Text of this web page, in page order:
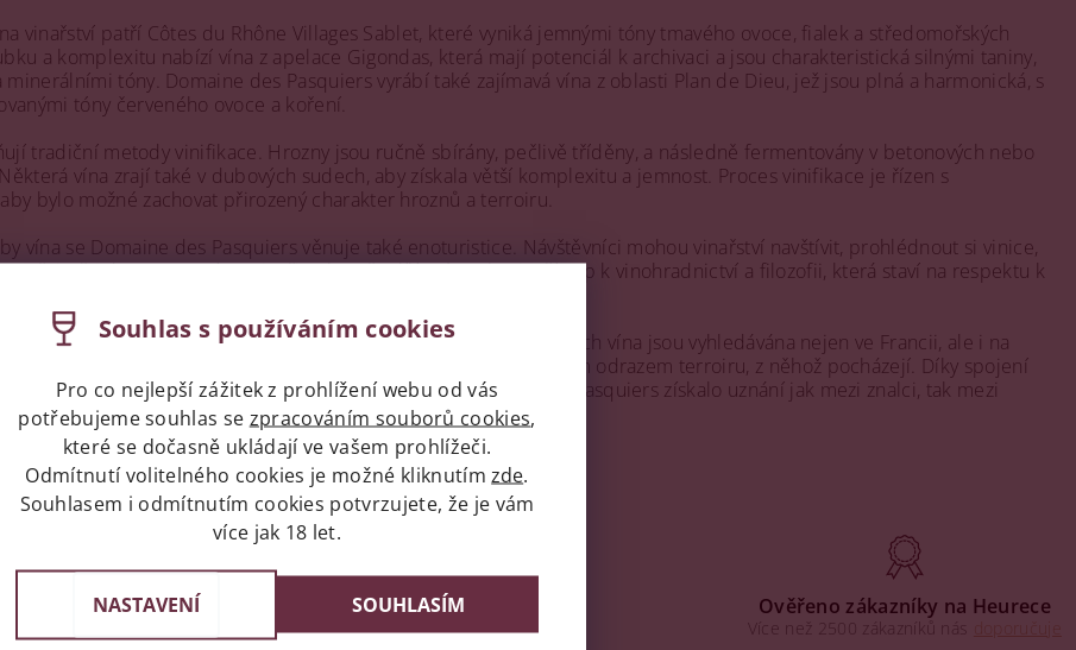
vinařství patří Côtes du Rhône Villages Sablet, které vyniká jemnými tóny tmavého ovoce, fialek a středomořských
a komplexitu nabízí vína z apelace Gigondas, která mají potenciál k archivaci a jsou charakteristická silnými taniny,
minerálními tóny. Domaine des Pasquiers vyrábí také zajímavá vína z oblasti Plan de Dieu, jež jsou plná a harmonická, s
tóny červeného ovoce a koření.
tradiční metody vinifikace. Hrozny jsou ručně sbírány, pečlivě tříděny, a následně fermentovány v betonových nebo
vína zrají také v dubových sudech, aby získala větší komplexitu a jemnost. Proces vinifikace je řízen s
bylo možné zachovat přirozený charakter hroznů a terroiru.
vína se Domaine des Pasquiers věnuje také enoturistice. Návštěvníci mohou vinařství navštívit, prohlédnout si vinice,
i degustovat vína. Vinaři ochotně sdílí své znalosti, přístup k vinohradnictví a filozofii, která staví na respektu k
přístupu.
dnes patří mezi respektovaná vinařství v oblasti jižní Rhôny. Jejich vína jsou vyhledávána nejen ve Francii, ale i na
se výraznou osobitostí, elegantním projevem a důsledným odrazem terroiru, z něhož pocházejí. Díky spojení
přístupu a hlubokého porozumění vínu si Domaine des Pasquiers získalo uznání jak mezi znalci, tak mezi
Domaine des Pasquiers nebyly nalezeny....
v Praze Expres doprava celá ČR/Praha
Do 24 hodin u vás doma Ověřeno zákazníky na Heurece
Více než 2500 zákazníků nás
Souhlas s používáním cookies
Pro co nejlepší zážitek z prohlížení webu od vás
potřebujeme souhlas se zpracováním souborů cookies,
které se dočasně ukládají ve vašem prohlížeči.
Odmítnutí volitelného cookies je možné kliknutím zde.
Souhlasem i odmítnutím cookies potvrzujete, že je vám
více jak 18 let.
NASTAVENÍ SOUHLASÍM